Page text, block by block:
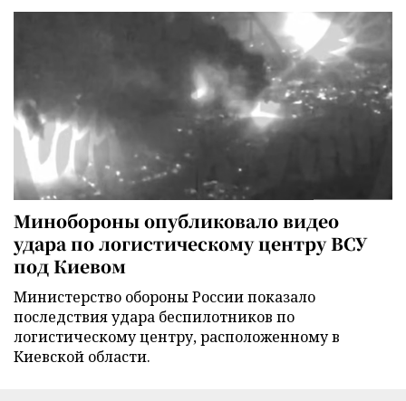
Минобороны опубликовало видео
удара по логистическому центру ВСУ
под Киевом
Министерство обороны России показало
последствия удара беспилотников по
логистическому центру, расположенному в
Киевской области.